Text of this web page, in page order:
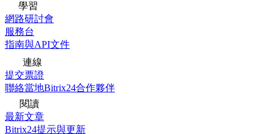
學習
網路研討會
服務台
指南與API文件
連線
提交票證
聯絡當地Bitrix24合作夥伴
閱讀
最新文章
Bitrix24提示與更新